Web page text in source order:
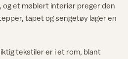
og et møblert interiør preger den
tapet og sengetøy lager en
tekstiler er i et rom, blant